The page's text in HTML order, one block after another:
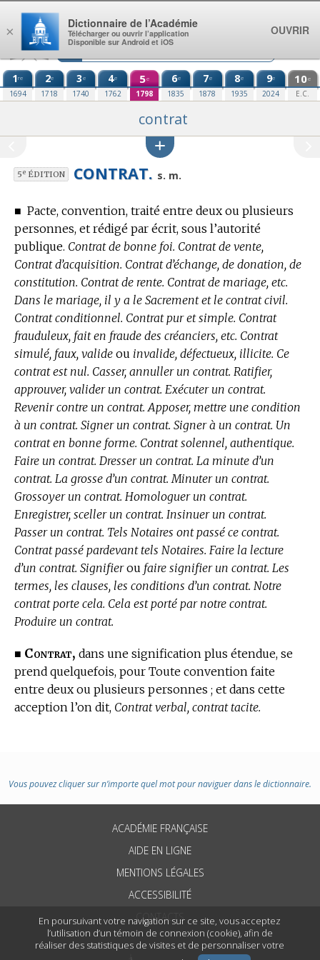
En poursuivant votre navigation sur ce site, vous acceptez
l’utilisation d’un témoin de connexion (cookie), afin de
réaliser des statistiques de visites et de personnaliser votre
Aller au contenu
1re
1694
2e
1718
3e
1740
4e
1762
5e
1798
6e
1835
7e
1878
8e
1935
9e
2024
10e
E.C.
contrat
5eÉDITION CONTRAT. s. m.
■ Pacte, convention, traité entre deux ou plusieurs
personnes, et rédigé par écrit, sous l’autorité
publique. Contrat de bonne foi. Contrat de vente,
Contrat d’acquisition. Contrat d’échange, de donation, de
constitution. Contrat de rente. Contrat de mariage, etc.
Dans le mariage, il y a le Sacrement et le contrat civil.
Contrat conditionnel. Contrat pur et simple. Contrat
frauduleux, fait en fraude des créanciers, etc. Contrat
simulé, faux, valide ou invalide, défectueux, illicite. Ce
contrat est nul. Casser, annuller un contrat. Ratifier,
approuver, valider un contrat. Exécuter un contrat.
Revenir contre un contrat. Apposer, mettre une condition
à un contrat. Signer un contrat. Signer à un contrat. Un
contrat en bonne forme. Contrat solennel, authentique.
Faire un contrat. Dresser un contrat. La minute d’un
contrat. La grosse d’un contrat. Minuter un contrat.
Grossoyer un contrat. Homologuer un contrat.
Enregistrer, sceller un contrat. Insinuer un contrat.
Passer un contrat. Tels Notaires ont passé ce contrat.
Contrat passé pardevant tels Notaires. Faire la lecture
d’un contrat. Signifierou faire signifier un contrat. Les
termes, les clauses, les conditions d’un contrat. Notre
contrat porte cela. Cela est porté par notre contrat.
Produire un contrat.
■ Contrat, dans une signification plus étendue, se
prend quelquefois, pour Toute convention faite
entre deux ou plusieurs personnes ; et dans cette
acception l’on dit, Contrat verbal, contrat tacite.
Vous pouvez cliquer sur n’importe quel mot pour naviguer dans le dictionnaire.
ACADÉMIE FRANÇAISE
AIDE EN LIGNE
MENTIONS LÉGALES
ACCESSIBILITÉ
CONTACTS
×
Dictionnaire de l’Académie
Télécharger ou ouvrir l’application
Disponible sur Android et iOS
OUVRIR